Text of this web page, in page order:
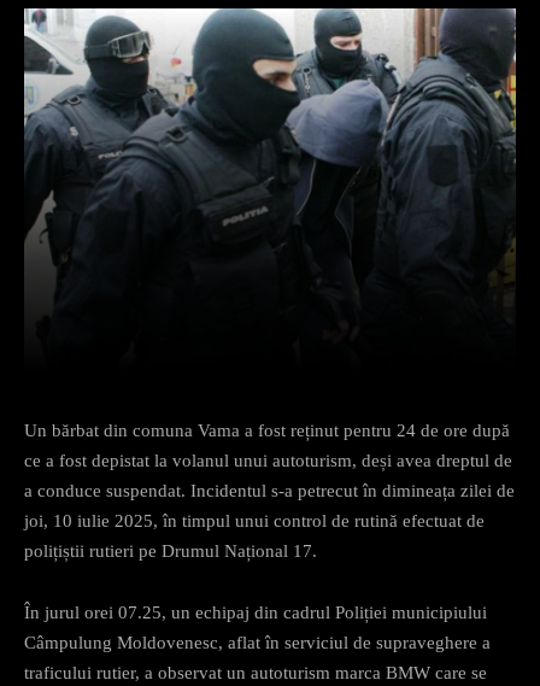
Un bărbat din comuna Vama a fost reținut pentru 24 de ore după
ce a fost depistat la volanul unui autoturism, deși avea dreptul de
a conduce suspendat. Incidentul s-a petrecut în dimineața zilei de
joi, 10 iulie 2025, în timpul unui control de rutină efectuat de
polițiștii rutieri pe Drumul Național 17.
În jurul orei 07.25, un echipaj din cadrul Poliției municipiului
Câmpulung Moldovenesc, aflat în serviciul de supraveghere a
traficului rutier, a observat un autoturism marca BMW care se